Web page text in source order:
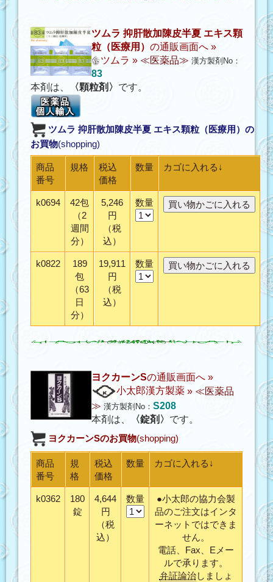
ツムラ 抑肝散加陳皮半夏 エキス顆
粒（医療用） の通販画面へ »
ツムラ » ≪医薬品≫ 漢方製剤No：
83
本剤は、
〈顆粒剤〉 です。
ツムラ 抑肝散加陳皮半夏 エキス顆粒（医療用） の
お買物(shopping)
商品
番号
規格
税込
価格
数量 カゴに入れる↓
k0694
42包
（2
週間
分）
5,246
円
（税
込）
数量
k0822
189
包
（63
日
分）
19,911
円
（税
込）
数量
ヨクカーンSの通販画面へ »
小太郎漢方製薬 » ≪医薬品
≫ 漢方製剤No： S208
本剤は、
〈錠剤〉 です。
ヨクカーンSのお買物(shopping)
商品
番号
規
格
税込
価格
数量 カゴに入れる↓
k0362
180
錠
4,644
円
（税
込）
数量
●小太郎の協力会製
品のご注文はインタ
ーネットではできま
せん。
電話、Fax、Eメー
ルで承ります。
弁証論治しましょ